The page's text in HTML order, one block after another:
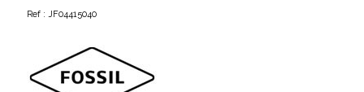
Ref : JF04415040